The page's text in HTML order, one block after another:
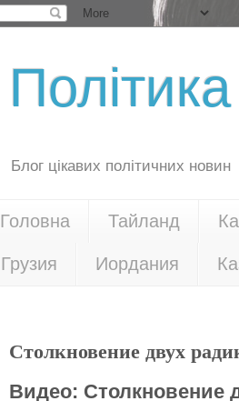
Політика
Блог цікавих політичних новин
Головна Тайланд
Грузия Иордания
Столкновение двух
Видео: Столкновение